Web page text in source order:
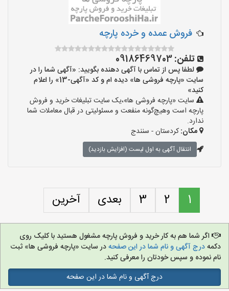
فروش عمده و خرده پارچه
تلفن:09186469703
لطفا پس از تماس با آگهی دهنده بگویید: «آگهی شما را در
سایت «پارچه فروشی ها» دیده ام و کد «آگهی-13» را اعلام
کنید»
سایت «پارچه فروشی ها»،یک سایت تبلیغات خرید و فروش
پارچه است وهیچ‌گونه منفعت و مسئولیتی در قبال معاملات شما
ندارد.
مکان:کردستان - سنندج
انتقال آگهی به اول لیست (افزایش بازدید)
1
2
3 بعدی آخرین
اگر شما هم به کار خرید و فروش پارچه مشغول هستید با کلیک روی
دکمهدرج آگهی و نام شما در این صفحهدر سایت «پارچه فروشی ها» ثبت
نام نموده و سپس خودتان را معرفی کنید.
درج آگهی و نام شما در این صفحه